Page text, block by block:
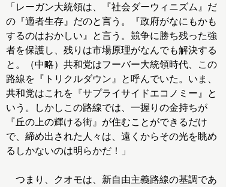
「レーガン大統領は、『社会ダーウィニズム』だ
の『適者生存』だのと言う。『政府がなにもかも
するのはおかしい』と言う。競争に勝ち残った強
者を保護し、残りは市場原理がなんでも解決する
と。（中略）共和党はフーバー大統領時代、この
路線を『トリクルダウン』と呼んでいた。いま、
共和党はこれを『サプライサイドエコノミー』と
いう。しかしこの路線では、一握りの金持ちが
『丘の上の輝ける街』が住むことができるだけ
で、締め出された人々は、遠くからその光を眺め
るしかないのは明らかだ！」
つまり、クオモは、新自由主義路線の基調であ